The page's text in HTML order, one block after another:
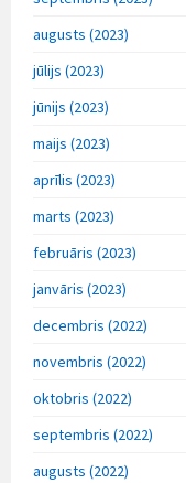
augusts (2023)
jūlijs (2023)
jūnijs (2023)
maijs (2023)
aprīlis (2023)
marts (2023)
februāris (2023)
janvāris (2023)
decembris (2022)
novembris (2022)
oktobris (2022)
septembris (2022)
augusts (2022)